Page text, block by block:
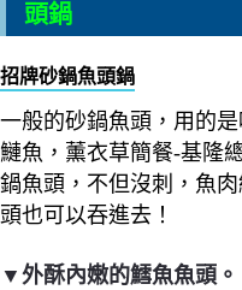
頭鍋
招牌砂鍋魚頭鍋
一般的砂鍋魚頭，用的
鰱魚，薰衣草簡餐-基隆
鍋魚頭，不但沒刺，魚
頭也可以吞進去！
▼外酥內嫩的鱈魚魚頭。